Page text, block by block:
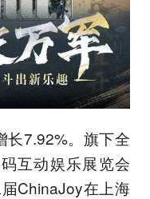
长7.92%。旗下全
互动娱乐展览会
ChinaJoy在上海